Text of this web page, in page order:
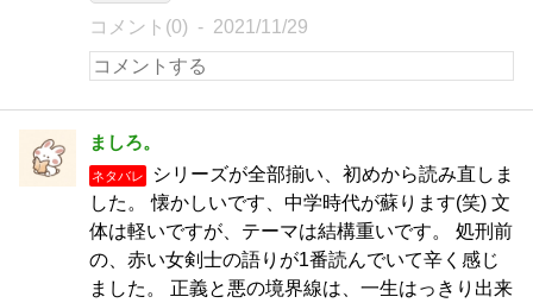
コメント(0) 2021/11/29
ましろ。
ネタバレ
シリーズが全部揃い、初めから読み直しま
した。 懐かしいです、中学時代が蘇ります(笑) 文
体は軽いですが、テーマは結構重いです。 処刑前
の、赤い女剣士の語りが1番読んでいて辛く感じ
ました。 正義と悪の境界線は、一生はっきり出来